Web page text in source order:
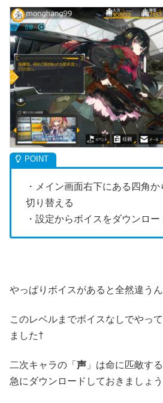
・メイン画面右下にある四角
切り替える
・設定からボイスをダウンロー
やっぱりボイスがあると全然違う
このレベルまでボイスなしでやっ
ました†
二次キャラの「 声 」は命に匹敵す
急にダウンロードしておきましょ